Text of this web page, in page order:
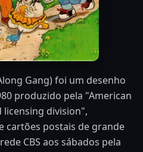
Gang) foi um desenho
produzido pela "American
licensing division",
cartões postais de grande
CBS aos sábados pela